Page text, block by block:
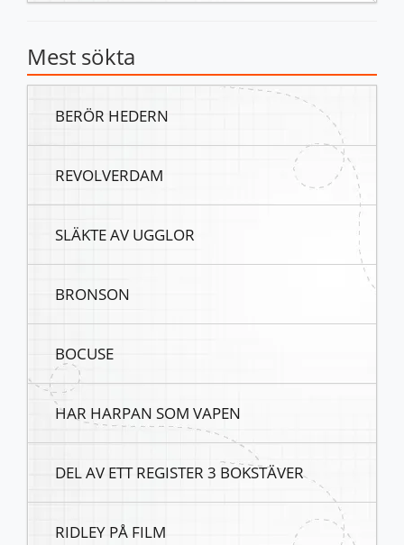
Mest sökta
BERÖR HEDERN
REVOLVERDAM
SLÄKTE AV UGGLOR
BRONSON
BOCUSE
HAR HARPAN SOM VAPEN
DEL AV ETT REGISTER 3 BOKSTÄVER
RIDLEY PÅ FILM